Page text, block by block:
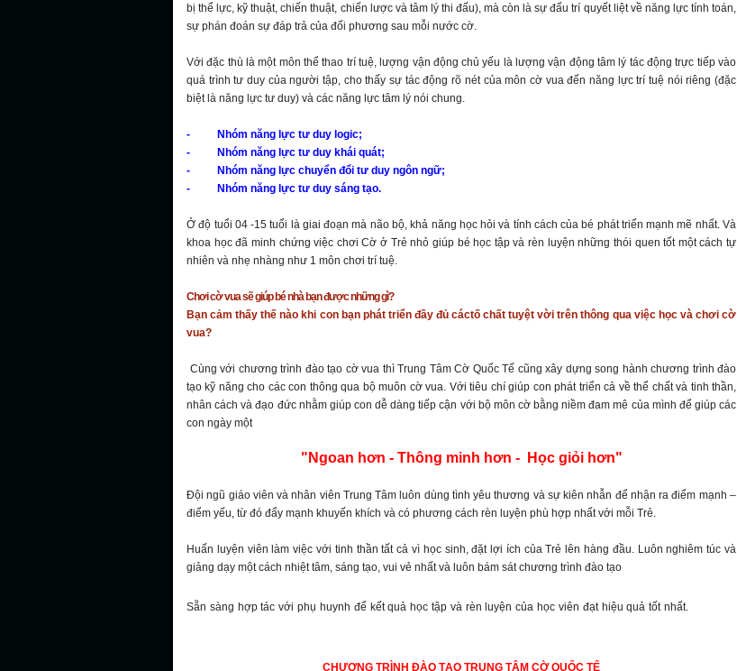
bị thể lực, kỹ thuật, chiến thuật, chiến lược và tâm lý thi đấu), mà còn là sự đấu trí quyết liệt về năng lực tính toán,
sự phán đoán sự đáp trả của đối phương sau mỗi nước cờ.
Với đặc thù là một môn thể thao trí tuệ, lượng vận động chủ yếu là lượng vận động tâm lý tác động trực tiếp vào
quá trình tư duy của người tập, cho thấy sự tác động rõ nét của môn cờ vua đến năng lực trí tuệ nói riêng (đặc
biệt là năng lực tư duy) và các năng lực tâm lý nói chung.
- Nhóm năng lực tư duy logic;
- Nhóm năng lực tư duy khái quát;
- Nhóm năng lực chuyển đổi tư duy ngôn ngữ;
- Nhóm năng lực tư duy sáng tạo.
Ở độ tuổi 04 -15 tuổi là giai đoạn mà não bộ, khả năng học hỏi và tính cách của bé phát triển mạnh mẽ nhất. Và
khoa học đã minh chứng việc chơi Cờ ở Trẻ nhỏ giúp bé học tập và rèn luyện những thói quen tốt một cách tự
nhiên và nhẹ nhàng như 1 môn chơi trí tuệ.
Chơi cờ vua sẽ giúp bé nhà bạn được những gì?
Bạn cảm thấy thế nào khi con bạn phát triển đầy đủ cáctố chất tuyệt vời trên thông qua việc học và chơi cờ
vua?
Cùng với chương trình đào tạo cờ vua thì Trung Tâm Cờ Quốc Tế cũng xây dựng song hành chương trình đào
tạo kỹ năng cho các con thông qua bộ muôn cờ vua. Với tiêu chí giúp con phát triển cả về thể chất và tinh thần,
nhân cách và đạo đức nhằm giúp con dễ dàng tiếp cận với bộ môn cờ bằng niềm đam mê của mình để giúp các
con ngày một
"Ngoan hơn - Thông minh hơn - Học giỏi hơn"
Đội ngũ giáo viên và nhân viên Trung Tâm luôn dùng tình yêu thương và sự kiên nhẫn để nhận ra điểm mạnh –
điểm yếu, từ đó đẩy mạnh khuyến khích và có phương cách rèn luyện phù hợp nhất với mỗi Trẻ.
Huấn luyện viên làm việc với tinh thần tất cả vì học sinh, đặt lợi ích của Trẻ lên hàng đầu. Luôn nghiêm túc và
giảng dạy một cách nhiệt tâm, sáng tạo, vui vẻ nhất và luôn bám sát chương trình đào tạo
Sẵn sàng hợp tác với phụ huynh để kết quả học tập và rèn luyện của học viên đạt hiệu quả tốt nhất.
CHƯƠNG TRÌNH ĐÀO TẠO TRUNG TÂM CỜ QUỐC TẾ